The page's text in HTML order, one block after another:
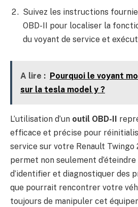
Suivez les instructions
OBD-II pour localiser la
du voyant de service et
A lire : Pourquoi le voyant
sur la tesla model y ?
L’utilisation d’un outil OBD-II
efficace et précise pour
service sur votre Renault Twingo
permet non seulement
d’identifier et diagnostiquer des
que pourrait rencontrer votre
toujours de manipuler cet